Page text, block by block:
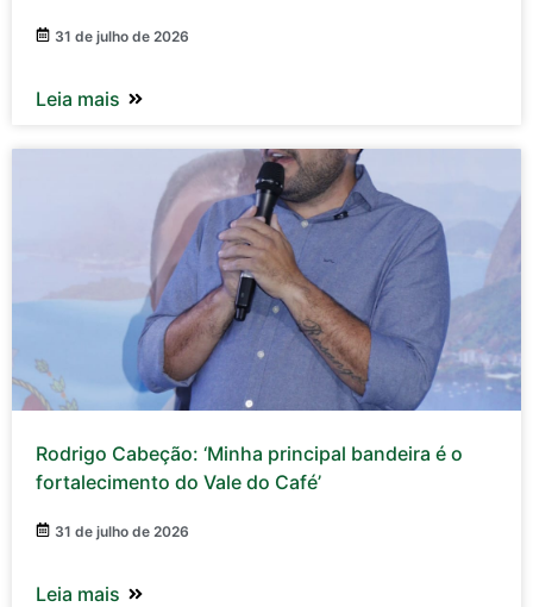
31 de julho de 2026
Leia mais
Rodrigo Cabeção: ‘Minha principal bandeira é o
fortalecimento do Vale do Café’
31 de julho de 2026
Leia mais